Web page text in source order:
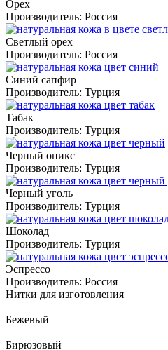
Орех
Производитель: Россия
Светлый орех
Производитель: Россия
Синий сапфир
Производитель: Турция
Табак
Производитель: Турция
Черный оникс
Производитель: Турция
Черный уголь
Производитель: Турция
Шоколад
Производитель: Турция
Эспрессо
Производитель: Россия
Нитки для изготовления
Бежевый
Бирюзовый